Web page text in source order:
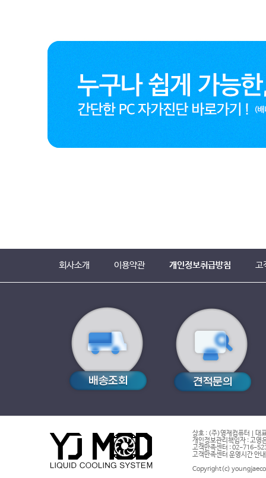
회사소개 이용약관 개인정보취급방침 고
상호 : (주)영재컴퓨터 | 대
개인정보관리책임자 : 고영
고객만족센터 : 02-716-
고객만족센터 운영시간 안
Copyright(c)